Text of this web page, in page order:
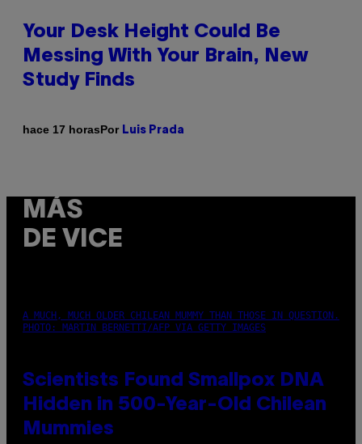
Your Desk Height Could Be
Messing With Your Brain, New
Study Finds
hace 17 horasPor Luis Prada
MÁS
DE VICE
A MUCH, MUCH OLDER CHILEAN MUMMY THAN THOSE IN QUESTION.
PHOTO: MARTIN BERNETTI/AFP VIA GETTY IMAGES
Scientists Found Smallpox DNA
Hidden in 500-Year-Old Chilean
Mummies